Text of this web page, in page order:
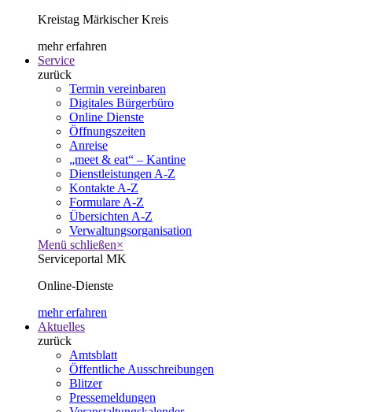
Kreistag Märkischer Kreis
mehr erfahren
Service
zurück
Termin vereinbaren
Digitales Bürgerbüro
Online Dienste
Öffnungszeiten
Anreise
„meet & eat“ – Kantine
Dienstleistungen A-Z
Kontakte A-Z
Formulare A-Z
Übersichten A-Z
Verwaltungsorganisation
Menü schließen×
Serviceportal MK
Online-Dienste
mehr erfahren
Aktuelles
zurück
Amtsblatt
Öffentliche Ausschreibungen
Blitzer
Pressemeldungen